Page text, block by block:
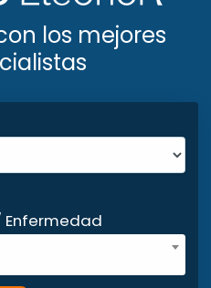
los mejores